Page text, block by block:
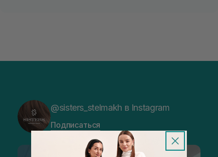
@sisters_stelmakh в Instagram
Подписаться